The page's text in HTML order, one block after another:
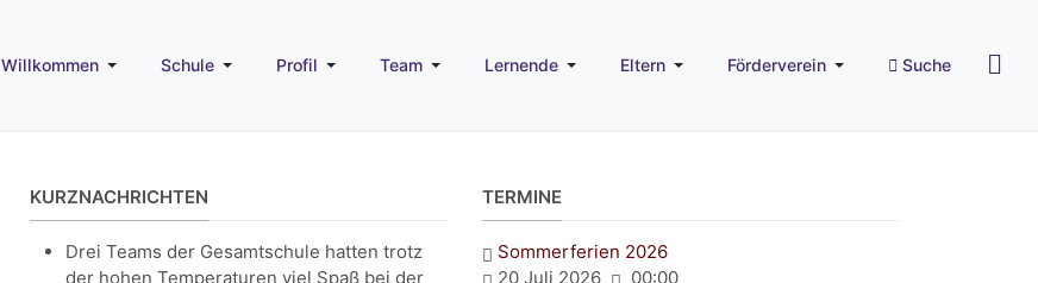
Willkommen Schule Profil Team Lernende Eltern Förderverein Suche
KURZNACHRICHTEN
Drei Teams der Gesamtschule hatten trotz
der hohen Temperaturen viel Spaß bei der
TERMINE
Sommerferien 2026
20 Juli 2026
00:00